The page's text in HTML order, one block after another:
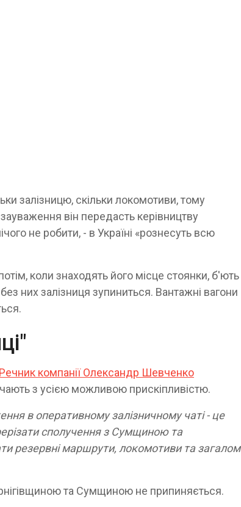
залізницю, скільки локомотиви, тому
він передасть керівництву
не робити, - в Україні «рознесуть всю
коли знаходять його місце стоянки, б'ють
них залізниця зупиниться. Вантажні вагони
Речник компанії Олександр Шевченко
з усією можливою прискіпливістю.
в оперативному залізничному чаті - це
сполучення з Сумщиною та
резервні маршрути, локомотиви та загалом
та Сумщиною не припиняється.